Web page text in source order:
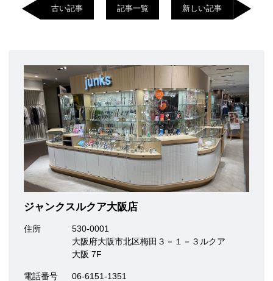
古い記事 記事一覧 新しい記事
ジャンクスルクア大阪店
住所
530-0001
大阪府大阪市北区梅田３－１－３ルクア
大阪 7F
電話番号 06-6151-1351